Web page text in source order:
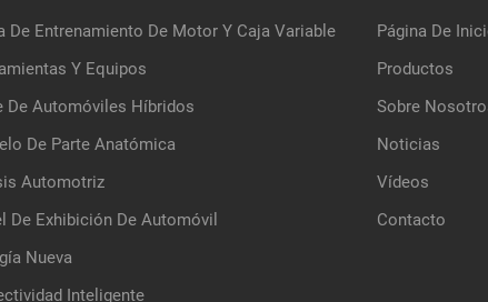
De Entrenamiento De Motor Y Caja Variable
Y Equipos
De Automóviles Híbridos
De Parte Anatómica
Automotriz
De Exhibición De Automóvil
Nueva
Inteligente
Página De
Productos
Sobre
Noticias
Vídeos
Contacto